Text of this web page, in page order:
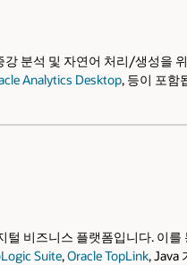
분석 및 자연어 처리/생성을
Analytics Desktop, 등이 포함
비즈니스 플랫폼입니다. 이
Suite,Oracle TopLink, Java